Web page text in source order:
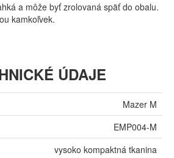
a môže byť zrolovaná späť do obalu.
kamkoľvek.
ÚDAJE
Mazer M
EMP004-M
vysoko kompaktná tkanina